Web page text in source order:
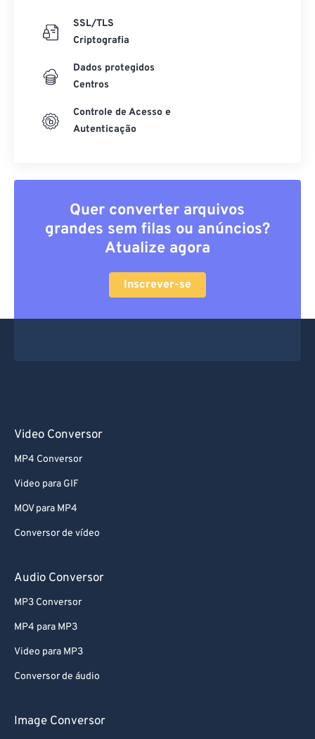
SSL/TLS
Criptografia
Dados protegidos
Centros
Controle de Acesso e
Autenticação
Quer converter arquivos
grandes sem filas ou anúncios?
Atualize agora
Inscrever-se
Video Conversor
MP4 Conversor
Video para GIF
MOV para MP4
Conversor de vídeo
Audio Conversor
MP3 Conversor
MP4 para MP3
Video para MP3
Conversor de áudio
Image Conversor